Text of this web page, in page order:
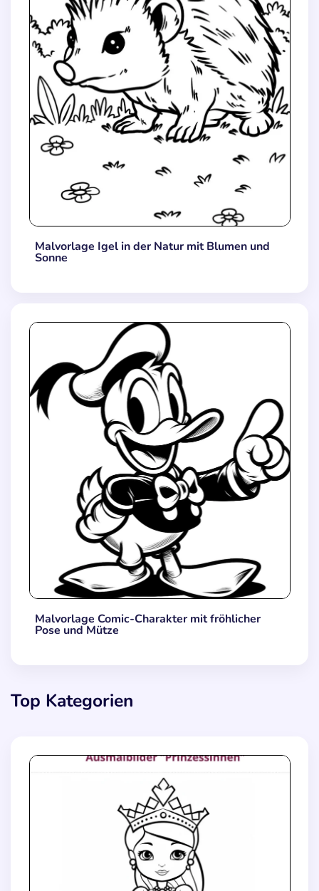
Malvorlage Igel in der Natur mit Blumen und
Sonne
Malvorlage Comic-Charakter mit fröhlicher
Pose und Mütze
Top Kategorien